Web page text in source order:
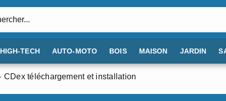
HIGH-TECH AUTO-MOTO BOIS MAISON JARDIN
CDex téléchargement et installation